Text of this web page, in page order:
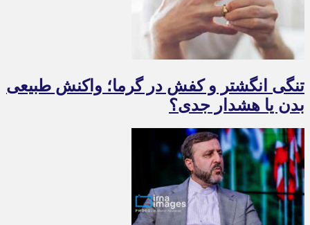
تنگی انگشتر و کفش در گرما؛ واکنش طبیعی
بدن یا هشدار جدی؟